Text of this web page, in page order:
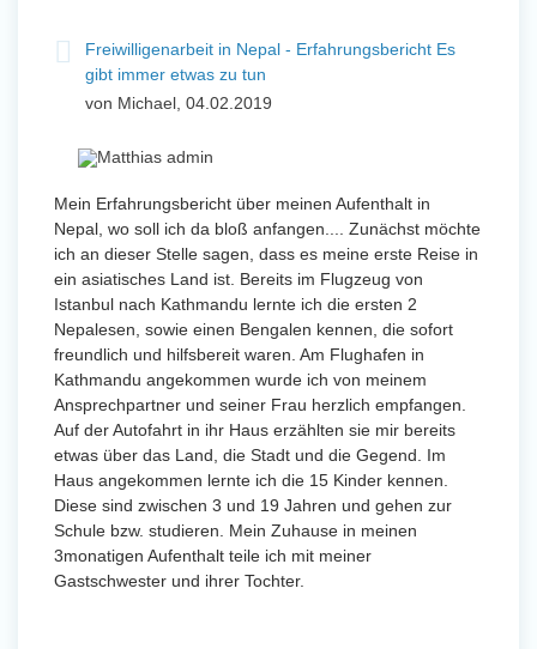
Freiwilligenarbeit in Nepal - Erfahrungsbericht Es
gibt immer etwas zu tun
von Michael, 04.02.2019
Mein Erfahrungsbericht über meinen Aufenthalt in
Nepal, wo soll ich da bloß anfangen.... Zunächst möchte
ich an dieser Stelle sagen, dass es meine erste Reise in
ein asiatisches Land ist. Bereits im Flugzeug von
Istanbul nach Kathmandu lernte ich die ersten 2
Nepalesen, sowie einen Bengalen kennen, die sofort
freundlich und hilfsbereit waren. Am Flughafen in
Kathmandu angekommen wurde ich von meinem
Ansprechpartner und seiner Frau herzlich empfangen.
Auf der Autofahrt in ihr Haus erzählten sie mir bereits
etwas über das Land, die Stadt und die Gegend. Im
Haus angekommen lernte ich die 15 Kinder kennen.
Diese sind zwischen 3 und 19 Jahren und gehen zur
Schule bzw. studieren. Mein Zuhause in meinen
3monatigen Aufenthalt teile ich mit meiner
Gastschwester und ihrer Tochter.